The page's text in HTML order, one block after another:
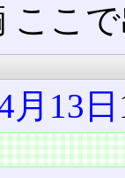
ここ
月13日